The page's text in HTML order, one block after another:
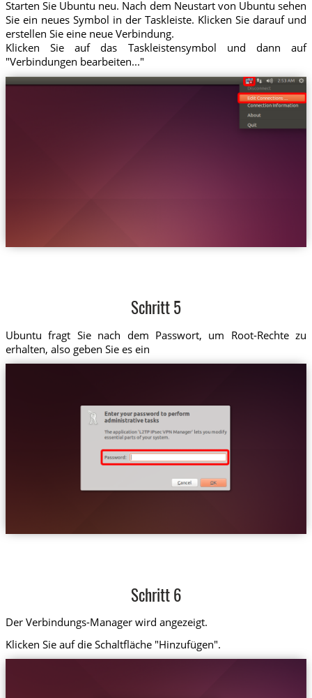
Starten Sie Ubuntu neu. Nach dem Neustart von Ubuntu sehen
Sie ein neues Symbol in der Taskleiste. Klicken Sie darauf und
erstellen Sie eine neue Verbindung.
Klicken Sie auf das Taskleistensymbol und dann auf
"Verbindungen bearbeiten..."
Schritt 5
Ubuntu fragt Sie nach dem Passwort, um Root-Rechte zu
erhalten, also geben Sie es ein
Schritt 6
Der Verbindungs-Manager wird angezeigt.
Klicken Sie auf die Schaltfläche "Hinzufügen".